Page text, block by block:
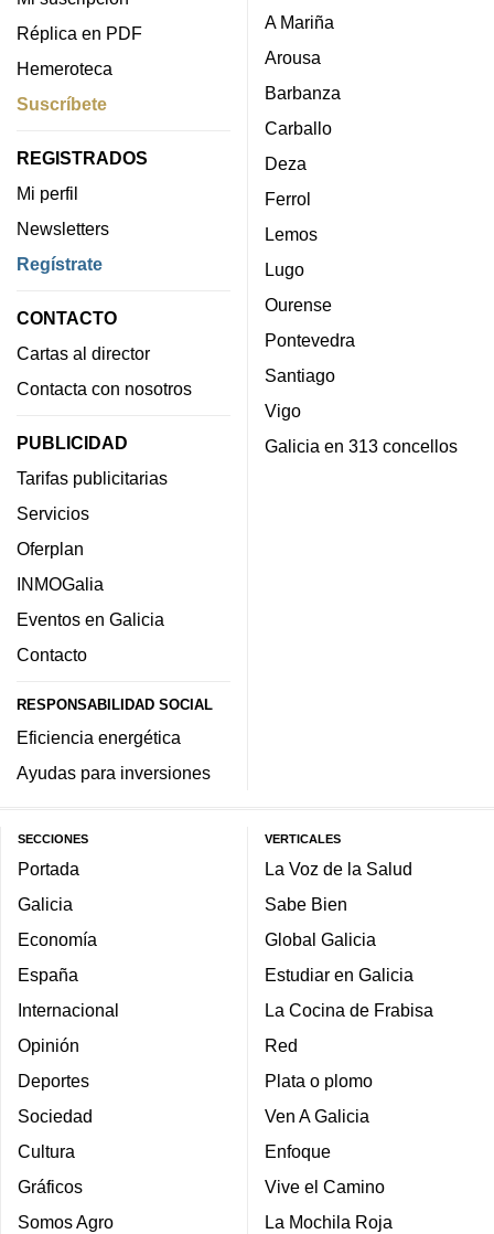
Réplica en PDF
Hemeroteca
Suscríbete
REGISTRADOS
Mi perfil
Newsletters
Regístrate
CONTACTO
Cartas al director
Contacta con nosotros
PUBLICIDAD
Tarifas publicitarias
Servicios
Oferplan
INMOGalia
Eventos en Galicia
Contacto
RESPONSABILIDAD SOCIAL
Eficiencia energética
Ayudas para inversiones
A Mariña
Arousa
Barbanza
Carballo
Deza
Ferrol
Lemos
Lugo
Ourense
Pontevedra
Santiago
Vigo
Galicia en 313 concellos
SECCIONES
Portada
Galicia
Economía
España
Internacional
Opinión
Deportes
Sociedad
Cultura
Gráficos
Somos Agro
VERTICALES
La Voz de la Salud
Sabe Bien
Global Galicia
Estudiar en Galicia
La Cocina de Frabisa
Red
Plata o plomo
Ven A Galicia
Enfoque
Vive el Camino
La Mochila Roja